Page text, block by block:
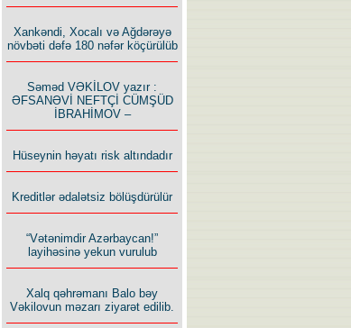
Xankəndi, Xocalı və Ağdərəyə
növbəti dəfə 180 nəfər köçürülüb
Səməd VƏKİLOV yazır :
ƏFSANƏVİ NEFTÇİ CÜMŞÜD
İBRAHİMOV –
Hüseynin həyatı risk altındadır
Kreditlər ədalətsiz bölüşdürülür
“Vətənimdir Azərbaycan!”
layihəsinə yekun vurulub
Xalq qəhrəmanı Balo bəy
Vəkilovun məzarı ziyarət edilib.